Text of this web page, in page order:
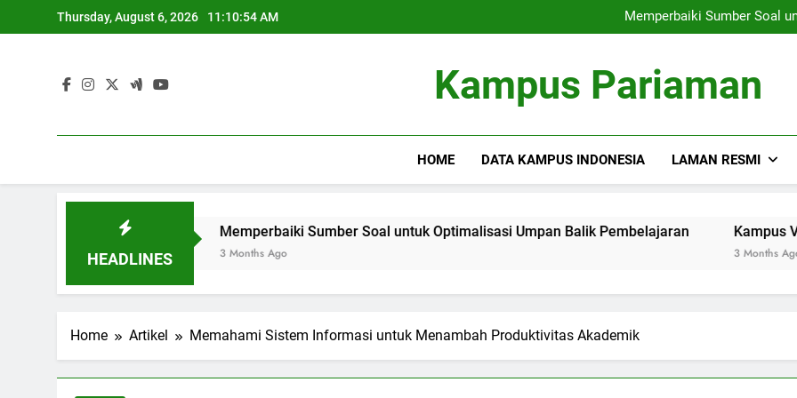
to
Thursday, August 6, 2026 11:10:55 AM
Memperbaiki Sumber Soal
Memperbaiki Sumber Soal
Kampus Pariaman
HOME DATA KAMPUS INDONESIA LAMAN RESMI
HEADLINES
Memperbaiki Sumber Soal untuk Optimalisasi Umpan Balik Pembelajaran
3 Months Ago
Kampus Virtual:
Home Artikel Memahami Sistem Informasi untuk Menambah Produktivitas Akademik